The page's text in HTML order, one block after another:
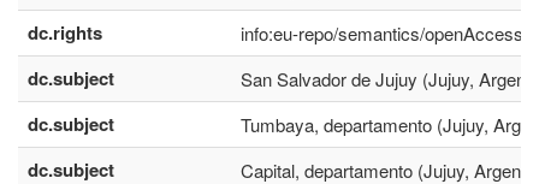
dc.rights info:eu-repo/semantics/openAccess
dc.subject San Salvador de Jujuy (Jujuy,
dc.subject Tumbaya, departamento (Jujuy,
dc.subject Capital, departamento (Jujuy,